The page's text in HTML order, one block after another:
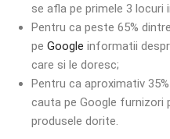
se afla pe primele 3 locuri
Pentru ca peste 65%
pe Google informatii
care si le doresc;
Pentru ca aproximativ
cauta pe Google furnizori
produsele dorite.